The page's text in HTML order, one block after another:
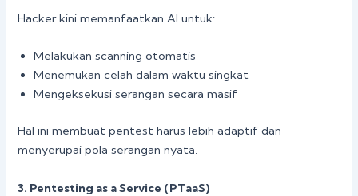
Hacker kini memanfaatkan AI untuk:
Melakukan scanning otomatis
Menemukan celah dalam waktu singkat
Mengeksekusi serangan secara masif
Hal ini membuat pentest harus lebih adaptif dan
menyerupai pola serangan nyata.
3. Pentesting as a Service (PTaaS)